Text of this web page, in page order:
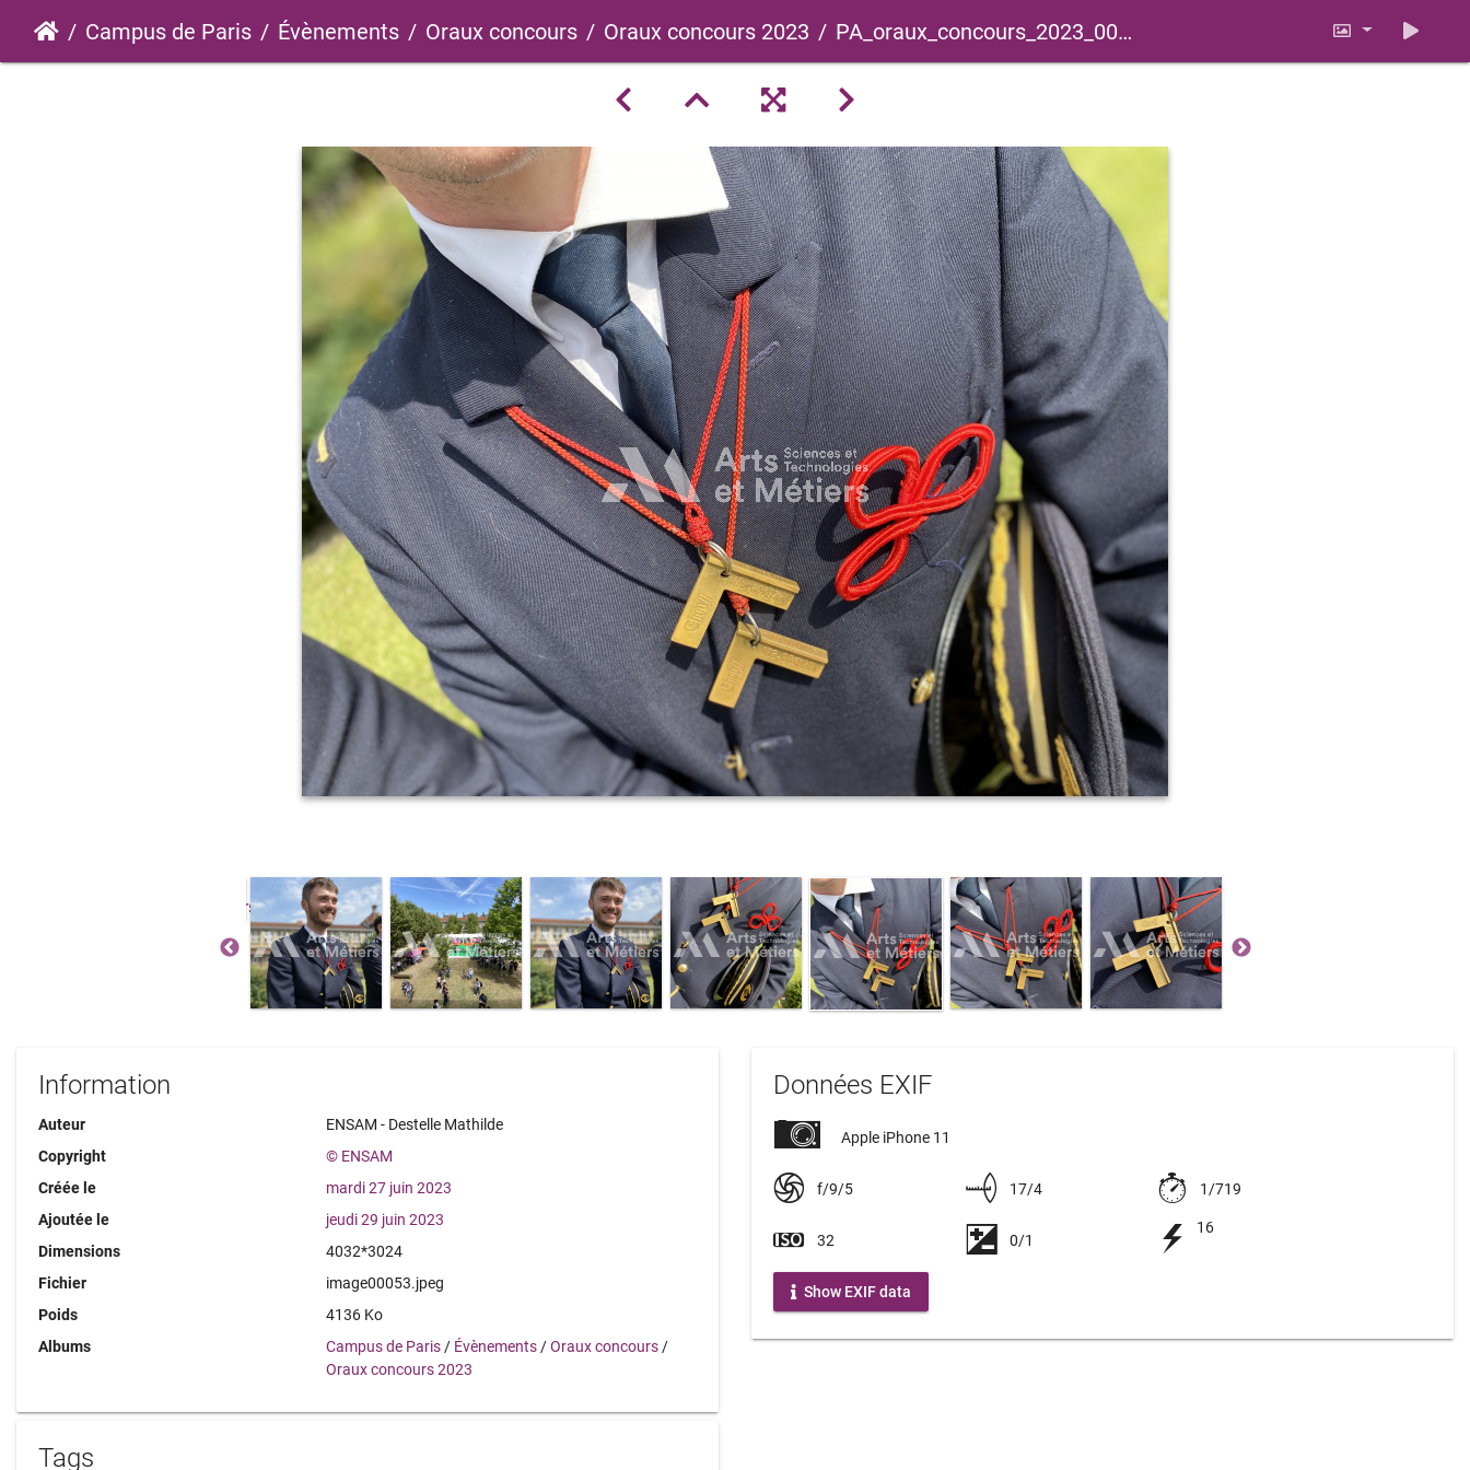
Campus de Paris Évènements Oraux concours Oraux concours 2023 PA_oraux_concours_2023_0057
Information
Auteur
ENSAM - Destelle Mathilde
Copyright
© ENSAM
Créée le
mardi 27 juin 2023
Ajoutée le
jeudi 29 juin 2023
Dimensions
4032*3024
Fichier
image00053.jpeg
Poids
4136 Ko
Albums
Campus de Paris / Évènements /Oraux concours /
Oraux concours 2023
Tags
Données EXIF
Apple iPhone 11
f/9/5 17/4 1/719
32 0/1
16
Show EXIF data